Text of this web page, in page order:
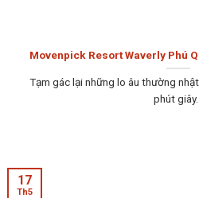
Movenpick Resort Waverly Phú
Tạm gác lại những lo âu thường
phút
17
Th5